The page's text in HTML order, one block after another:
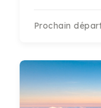
Prochain